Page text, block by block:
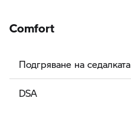
Comfort
Подгряване на седалката
DSA